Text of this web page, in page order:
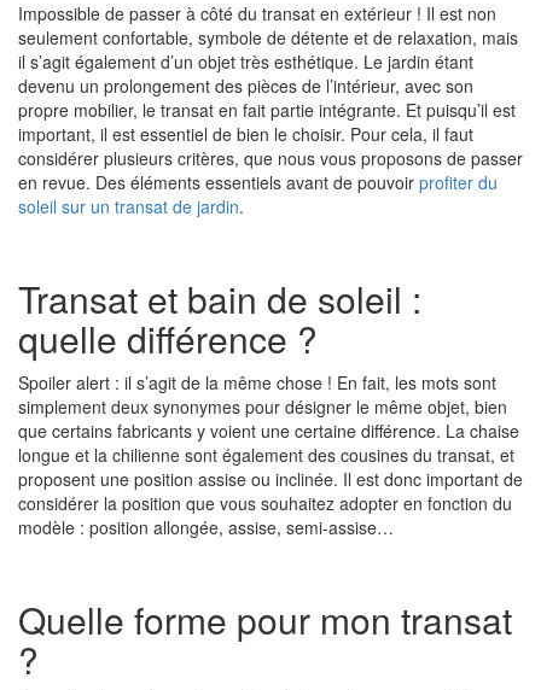
Impossible de passer à côté du transat en extérieur ! Il est non
seulement confortable, symbole de détente et de relaxation, mais
il s’agit également d’un objet très esthétique. Le jardin étant
devenu un prolongement des pièces de l’intérieur, avec son
propre mobilier, le transat en fait partie intégrante. Et puisqu’il est
important, il est essentiel de bien le choisir. Pour cela, il faut
considérer plusieurs critères, que nous vous proposons de passer
en revue. Des éléments essentiels avant de pouvoir profiter du
soleil sur un transat de jardin.
Transat et bain de soleil :
quelle différence ?
Spoiler alert : il s’agit de la même chose ! En fait, les mots sont
simplement deux synonymes pour désigner le même objet, bien
que certains fabricants y voient une certaine différence. La chaise
longue et la chilienne sont également des cousines du transat, et
proposent une position assise ou inclinée. Il est donc important de
considérer la position que vous souhaitez adopter en fonction du
modèle : position allongée, assise, semi-assise…
Quelle forme pour mon transat
?